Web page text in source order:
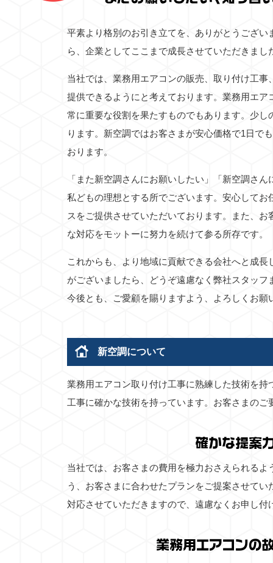
平素より格別のお引き立てを、ありがとうござ
ら、企業としてここまで成長させていただきまし
当社では、業務用エアコンの販売、取り付け工
提供できるようにと考えております。業務用エ
常に重要な役割を果たすものでもあります。少
ります。新空調ではお客さまが安心価格で1日で
おります。
「また新空調さんにお願いしたい」「新空調さ
私どもの理想とする所でございます。安心して
スをご提供させていただいております。また、
な対応をモットーに努力を続けて参る所存です。
これからも、より地域に貢献できる会社へと成
がございましたら、どうぞ遠慮なく弊社スタッ
今後とも、ご愛顧を賜りますよう、よろしくお願
新空調について
業務用エアコン取り付け工事に熟練した技術を
工事に確かな技術を持っています。お客さまの
確かな提案
当社では、お客さまの費用を極力おさえられる
う、お客さまに合わせたプランをご提案させて
対応させていただきますので、遠慮なくお申し付
業務用エアコンの